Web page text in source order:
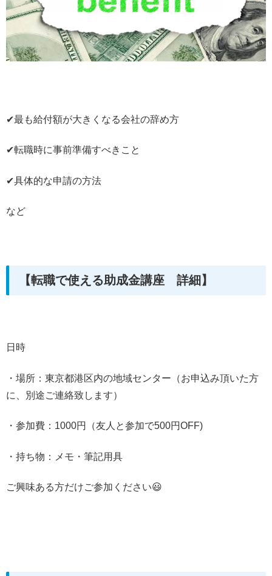
✔最も給付額が大きくなる会社の辞め方
✔転職時に事前準備すべきこと
✔具体的な申請の方法
など
【転職で使える助成金講座 詳細】
日時
・場所：東京都港区内の地域センター（お申込み頂いた方
に、別途ご連絡致します）
・参加費：1000円（友人と参加で500円OFF)
・持ち物：メモ・筆記用具
ご興味ある方だけご参加ください😃